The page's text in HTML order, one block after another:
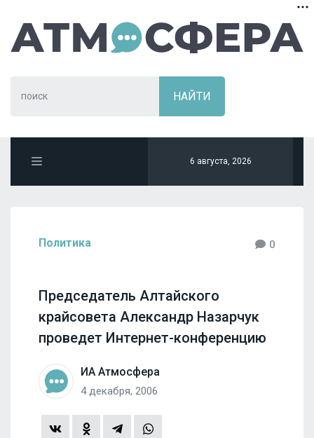
6 августа, 2026
Политика 0
Председатель Алтайского
крайсовета Александр Назарчук
проведет Интернет-конференцию
ИА Атмосфера
4 декабря, 2006